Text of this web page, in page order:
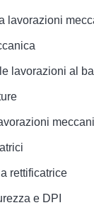
lavorazioni
lavorazioni al
rettificatrice
e DPI